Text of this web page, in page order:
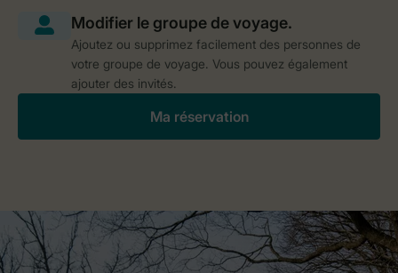
Ajoutez ou supprimez facilement des personnes de
votre groupe de voyage. Vous pouvez également
ajouter des invités.
Ma réservation